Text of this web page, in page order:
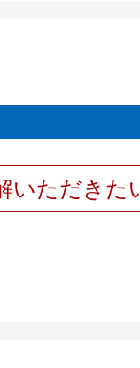
いただきた